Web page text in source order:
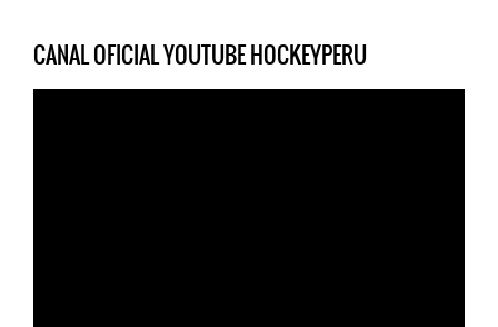
CANAL OFICIAL YOUTUBE HOCKEYPERU